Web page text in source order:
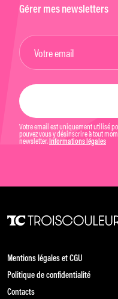
Gérer mes newsletters
Votre email est uniquement utilisé
pouvez vous y désinscrire à tout
newsletter. Informations légales
Mentions légales et CGU
Politique de confidentialité
Contacts